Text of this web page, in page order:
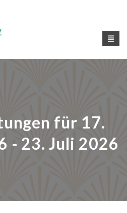
für 17.
- 23. Juli 2026